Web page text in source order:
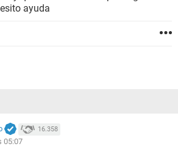
ayuda
16.358
05:07